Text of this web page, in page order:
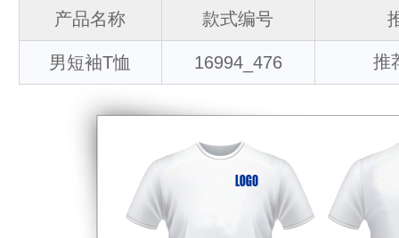
产品名称 款式编号
男短袖T恤 16994_476 推